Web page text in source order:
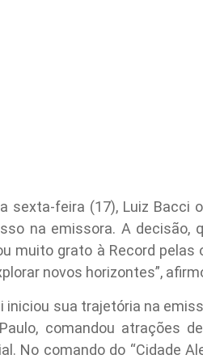
sexta-feira (17), Luiz Bacci
na emissora. A decisão,
muito grato à Record
novos horizontes”,
iniciou sua trajetória na
comandou atrações
No comando do “Cidade